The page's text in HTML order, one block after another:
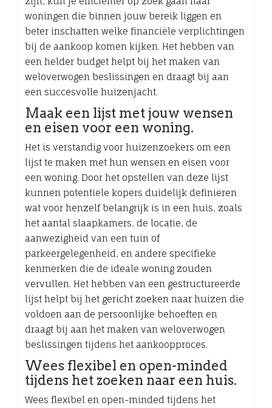
woningen die binnen jouw bereik liggen en
beter inschatten welke financiële verplichtingen
bij de aankoop komen kijken. Het hebben van
een helder budget helpt bij het maken van
weloverwogen beslissingen en draagt bij aan
een succesvolle huizenjacht.
Maak een lijst met jouw wensen
en eisen voor een woning.
Het is verstandig voor huizenzoekers om een
lijst te maken met hun wensen en eisen voor
een woning. Door het opstellen van deze lijst
kunnen potentiële kopers duidelijk definiëren
wat voor henzelf belangrijk is in een huis, zoals
het aantal slaapkamers, de locatie, de
aanwezigheid van een tuin of
parkeergelegenheid, en andere specifieke
kenmerken die de ideale woning zouden
vervullen. Het hebben van een gestructureerde
lijst helpt bij het gericht zoeken naar huizen die
voldoen aan de persoonlijke behoeften en
draagt bij aan het maken van weloverwogen
beslissingen tijdens het aankoopproces.
Wees flexibel en open-minded
tijdens het zoeken naar een huis.
Wees flexibel en open-minded tijdens het